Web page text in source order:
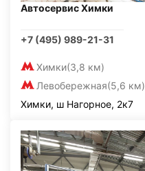
Автосервис Химки
+7 (495) 989-21-31
Химки(3,8 км)
Левобережная(5,6 км)
Химки, ш Нагорное, 2к7